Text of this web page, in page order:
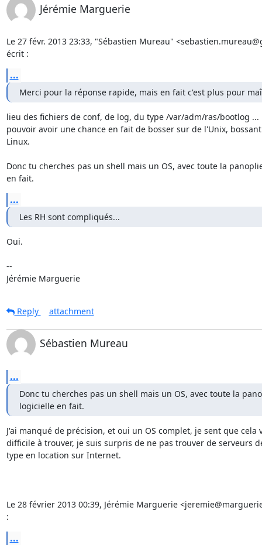
Jérémie Marguerie
Le 27 févr. 2013 23:33, "Sébastien Mureau"
écrit :
...
Merci pour la réponse rapide, mais en fait c'est plus pour
lieu des fichiers de conf, de log, du type /var/adm/ras/bootlog ...
pouvoir avoir une chance en fait de bosser sur de l'Unix,
Linux.
Donc tu cherches pas un shell mais un OS, avec toute la
en fait.
...
Les RH sont compliqués...
Oui.
--
Jérémie Marguerie
Reply attachment
Sébastien Mureau
...
Donc tu cherches pas un shell mais un OS, avec toute la
logicielle en fait.
J'ai manqué de précision, et oui un OS complet, je sent que cela
difficile à trouver, je suis surpris de ne pas trouver de serveurs
type en location sur Internet.
Le 28 février 2013 00:39, Jérémie Marguerie
:
...